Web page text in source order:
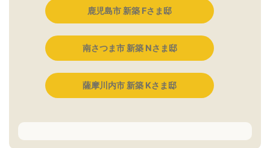
鹿児島市 新築 Fさま邸
南さつま市 新築 Nさま邸
薩摩川内市 新築 Kさま邸